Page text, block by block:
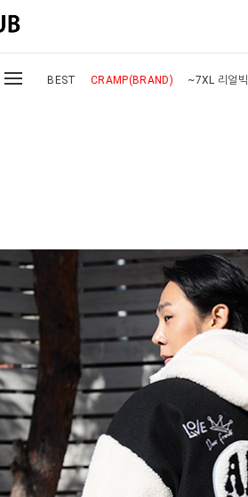
BEST CRAMP(BRAND) ~7XL 리얼빅